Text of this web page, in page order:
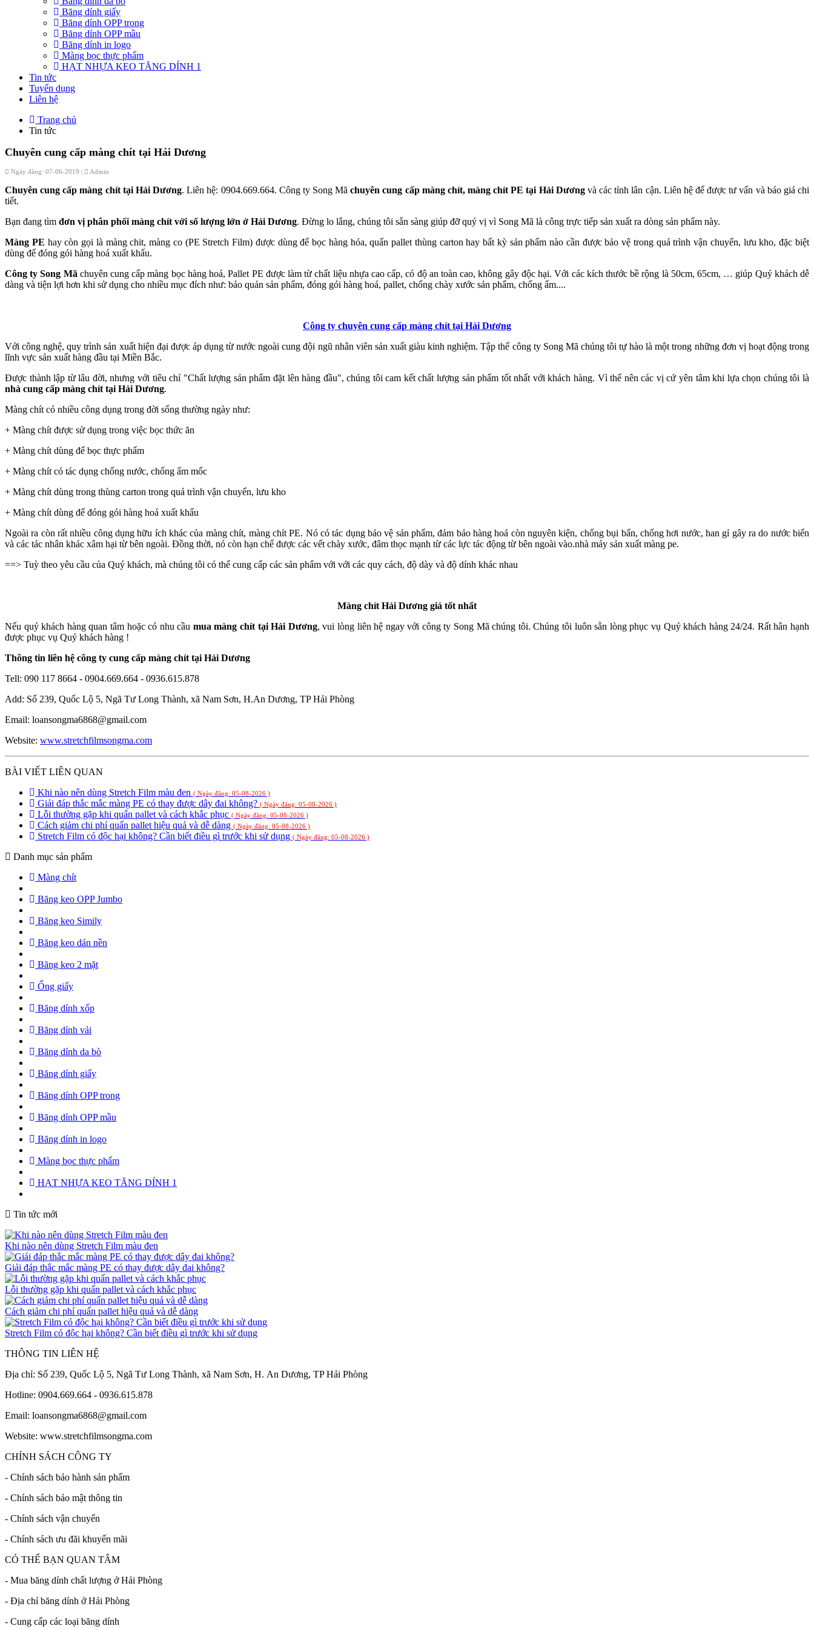
Băng dính giấy
Băng dính OPP trong
Băng dính OPP mầu
Băng dính in logo
Màng bọc thực phẩm
HẠT NHỰA KEO TĂNG DÍNH 1
Tin tức
Tuyển dụng
Liên hệ
Trang chủ
Tin tức
Chuyên cung cấp màng chít tại Hải Dương
Ngày đăng: 07-06-2019 | Admin
Chuyên cung cấp màng chít tại Hải Dương. Liên hệ: 0904.669.664. Công ty Song Mãchuyên cung cấp màng chít, màng chít PE tại Hải Dươngvà các tỉnh lân cận. Liên hệ để được tư vấn và báo giá chi
tiết.
Bạn đang tìm đơn vị phân phối màng chít với số lượng lớn ở Hải Dương. Đừng lo lắng, chúng tôi sẵn sàng giúp đỡ quý vị vì Song Mã là công trực tiếp sản xuất ra dòng sản phẩm này.
Màng PE hay còn gọi là màng chit, màng co (PE Stretch Film) được dùng để bọc hàng hóa, quấn pallet thùng carton hay bất kỳ sản phẩm nào cần được bảo vệ trong quá trình vận chuyển, lưu kho, đặc biệt
dùng để đóng gói hàng hoá xuất khẩu.
Công ty Song Mã chuyên cung cấp màng bọc hàng hoá, Pallet PE được làm từ chất liệu nhựa cao cấp, có độ an toàn cao, không gây độc hại. Với các kích thước bề rộng là 50cm, 65cm, … giúp Quý khách dễ
dàng và tiện lợi hơn khi sử dụng cho nhiều mục đích như: bảo quản sản phẩm, đóng gói hàng hoá, pallet, chống chày xước sản phẩm, chống ẩm....
Công ty chuyên cung cấp màng chít tại Hải Dương
Với công nghệ, quy trình sản xuất hiện đại được áp dụng từ nước ngoài cung đội ngũ nhân viên sản xuất giàu kinh nghiệm. Tập thể công ty Song Mã chúng tôi tự hào là một trong những đơn vị hoạt động trong
lĩnh vực sản xuất hàng đầu tại Miền Bắc.
Được thành lập từ lâu đời, nhưng với tiêu chí "Chất lượng sản phẩm đặt lên hàng đầu", chúng tôi cam kết chất lượng sản phẩm tốt nhất với khách hàng. Vì thế nên các vị cứ yên tâm khi lựa chọn chúng tôi là
nhà cung cấp màng chít tại Hải Dương.
Màng chít có nhiều công dụng trong đời sống thường ngày như:
+ Màng chít được sử dụng trong việc bọc thức ăn
+ Màng chít dùng để bọc thực phẩm
+ Màng chít có tác dụng chống nước, chống ẩm mốc
+ Màng chít dùng trong thùng carton trong quá trình vận chuyển, lưu kho
+ Màng chít dùng để đóng gói hàng hoá xuất khẩu
Ngoài ra còn rất nhiều công dụng hữu ích khác của màng chít, màng chít PE. Nó có tác dụng bảo vệ sản phẩm, đảm bảo hàng hoá còn nguyên kiện, chống bụi bẩn, chống hơi nước, han gỉ gây ra do nước biển
và các tác nhân khác xâm hại từ bên ngoài. Đồng thời, nó còn hạn chế được các vết chày xước, đâm thọc mạnh từ các lực tác động từ bên ngoài vào.nhà máy sản xuất màng pe.
==> Tuỳ theo yêu cầu của Quý khách, mà chúng tôi có thể cung cấp các sản phẩm với với các quy cách, độ dày và độ dính khác nhau
Màng chít Hải Dương giá tốt nhất
Nếu quý khách hàng quan tâm hoặc có nhu cầu mua màng chít tại Hải Dương, vui lòng liên hệ ngay với công ty Song Mã chúng tôi. Chúng tôi luôn sẵn lòng phục vụ Quý khách hàng 24/24. Rất hân hạnh
được phục vụ Quý khách hàng !
Thông tin liên hệ công ty cung cấp màng chít tại Hải Dương
Tell: 090 117 8664 - 0904.669.664 - 0936.615.878
Add: Số 239, Quốc Lộ 5, Ngã Tư Long Thành, xã Nam Sơn, H.An Dương, TP Hải Phòng
Email: loansongma6868@gmail.com
Website: www.stretchfilmsongma.com
BÀI VIẾT LIÊN QUAN
Khi nào nên dùng Stretch Film màu đen ( Ngày đăng: 05-08-2026 )
Giải đáp thắc mắc màng PE có thay được dây đai không? ( Ngày đăng: 05-08-2026 )
Lỗi thường gặp khi quấn pallet và cách khắc phục ( Ngày đăng: 05-08-2026 )
Cách giảm chi phí quấn pallet hiệu quả và dễ dàng ( Ngày đăng: 05-08-2026 )
Stretch Film có độc hại không? Cần biết điều gì trước khi sử dụng ( Ngày đăng: 05-08-2026 )
Danh mục sản phẩm
Màng chít
Băng keo OPP Jumbo
Băng keo Simily
Băng keo dán nền
Băng keo 2 mặt
Ống giấy
Băng dính xốp
Băng dính vải
Băng dính da bò
Băng dính giấy
Băng dính OPP trong
Băng dính OPP mầu
Băng dính in logo
Màng bọc thực phẩm
HẠT NHỰA KEO TĂNG DÍNH 1
Tin tức mới
Khi nào nên dùng Stretch Film màu đen
Giải đáp thắc mắc màng PE có thay được dây đai không?
Lỗi thường gặp khi quấn pallet và cách khắc phục
Cách giảm chi phí quấn pallet hiệu quả và dễ dàng
Stretch Film có độc hại không? Cần biết điều gì trước khi sử dụng
THÔNG TIN LIÊN HỆ
Địa chỉ: Số 239, Quốc Lộ 5, Ngã Tư Long Thành, xã Nam Sơn, H. An Dương, TP Hải Phòng
Hotline: 0904.669.664 - 0936.615.878
Email: loansongma6868@gmail.com
Website: www.stretchfilmsongma.com
CHÍNH SÁCH CÔNG TY
- Chính sách bảo hành sản phẩm
- Chính sách bảo mật thông tin
- Chính sách vận chuyển
- Chính sách ưu đãi khuyến mãi
CÓ THỂ BẠN QUAN TÂM
- Mua băng dính chất lượng ở Hải Phòng
- Địa chỉ băng dính ở Hải Phòng
- Cung cấp các loại băng dính